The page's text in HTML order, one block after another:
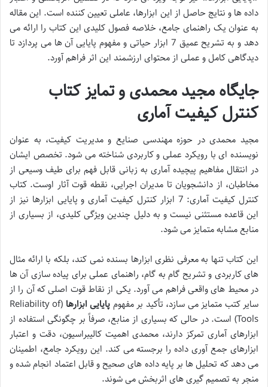
داده ها و نتایج حاصل از این ابزارها، عاملی تعیین کننده است. این مقاله
به عنوان یک راهنمای جامع، خلاصه فصول کلیدی این کتاب را ارائه می
دهد و به تشریح عمیق 7 ابزار حیاتی و مفهوم پایایی آن ها می پردازد تا
دیدگاهی کامل و عملی از محتوای ارزشمند این اثر فراهم آورد.
جایگاه مجید محمدی و تمایز کتاب
کنترل کیفیت آماری
مجید محمدی در حوزه مهندسی صنایع و مدیریت کیفیت، به عنوان
نویسنده ای با رویکرد عملی و کاربردی شناخته می شود. تخصص ایشان
در انتقال مفاهیم پیچیده آماری به زبانی قابل فهم برای طیف وسیعی از
مخاطبان، از دانشجویان تا مدیران اجرایی، نقطه قوت آثار اوست. کتاب
کنترل کیفیت آماری: 7 ابزار کنترل کیفیت آماری و پایایی ابزارها نیز از
این قاعده مستثنی نیست و به دلیل چندین ویژگی کلیدی، از بسیاری از
منابع مشابه متمایز می شود.
این کتاب تنها به معرفی نظری ابزارها بسنده نمی کند، بلکه با ارائه مثال
های کاربردی و تشریح گام به گام، راهنمای عملی برای پیاده سازی آن ها
در محیط های واقعی فراهم می آورد. یکی از نقاط قوت اصلی که آن را از
سایر کتب متمایز می سازد، تأکید بر مفهوم پایایی ابزارها (Reliability of
Tools) است. در حالی که بسیاری از منابع، صرفاً بر چگونگی استفاده از
ابزارهای آماری تمرکز دارند، محمدی اهمیت کالیبراسیون، دقت و اعتبار
ابزارهای جمع آوری داده را برجسته می کند. این رویکرد جامع، اطمینان
می دهد که تحلیل ها بر پایه داده های صحیح و قابل اعتماد انجام شده و
منجر به تصمیم گیری های اثربخش می شوند.